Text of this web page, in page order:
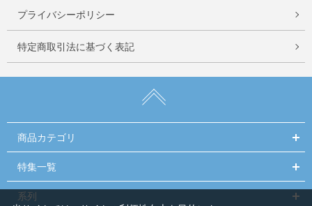
プライバシーポリシー
特定商取引法に基づく表記
商品カテゴリ
特集一覧
系列